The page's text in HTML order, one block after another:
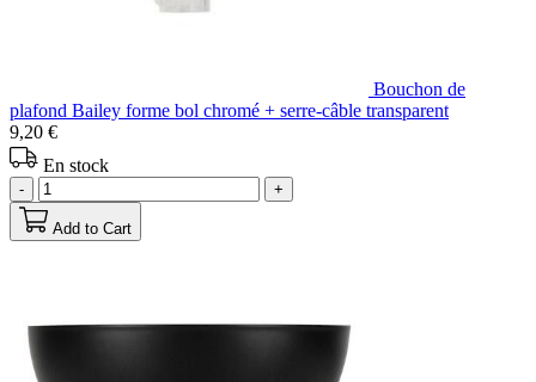
Bouchon de
plafond Bailey forme bol chromé + serre-câble transparent
9,20 €
En stock
- +
Add to Cart